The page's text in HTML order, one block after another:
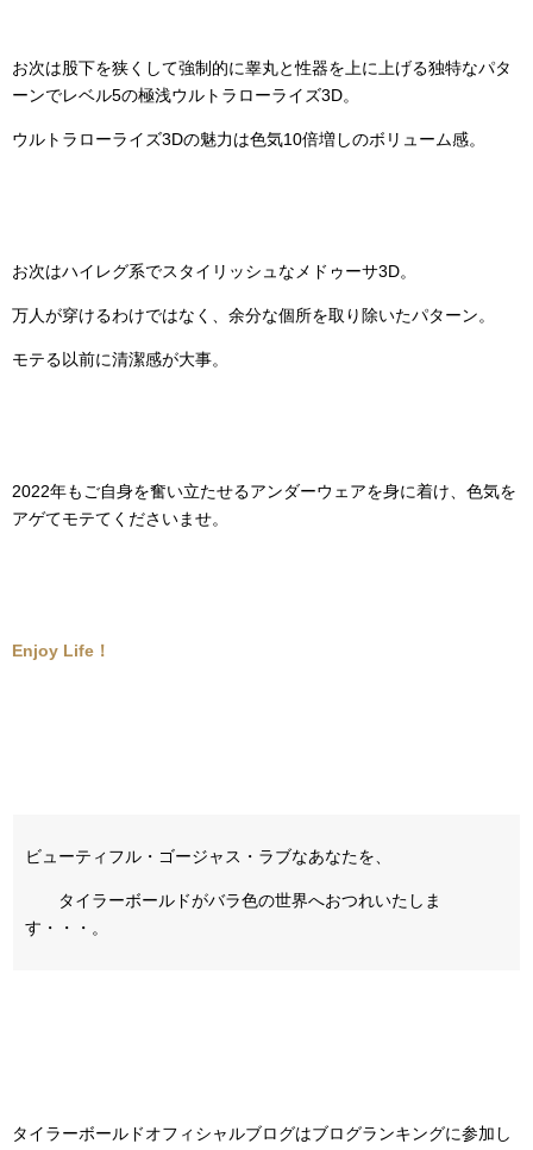
お次は股下を狭くして強制的に睾丸と性器を上に上げる独特なパタ
ーンでレベル5の極浅ウルトラローライズ3D。
ウルトラローライズ3Dの魅力は色気10倍増しのボリューム感。
お次はハイレグ系でスタイリッシュなメドゥーサ3D。
万人が穿けるわけではなく、余分な個所を取り除いたパターン。
モテる以前に清潔感が大事。
2022年もご自身を奮い立たせるアンダーウェアを身に着け、色気を
アゲてモテてくださいませ。
Enjoy Life！
ビューティフル・ゴージャス・ラブなあなたを、
タイラーボールドがバラ色の世界へおつれいたしま
す・・・。
タイラーボールドオフィシャルブログはブログランキングに参加し